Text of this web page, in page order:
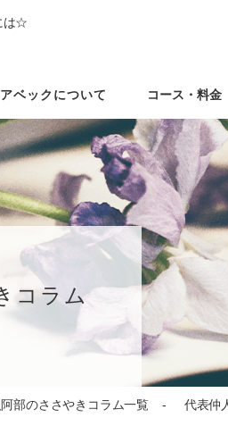
は☆
アベックについて コース・料金
コラム
部のささやきコラム一覧 代表仲